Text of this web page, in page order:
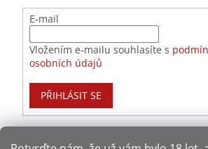
E-mail
Vložením e-mailu souhlasíte s
osobních údajů
PŘIHLÁSIT SE